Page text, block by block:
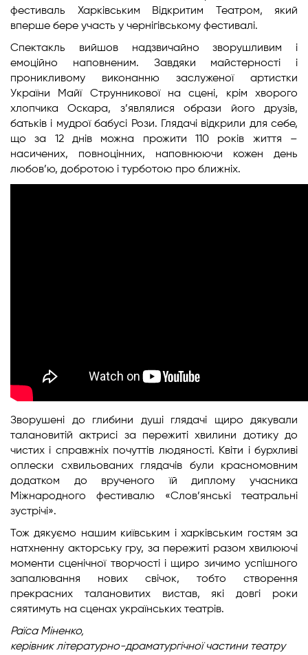
фестиваль Харківським Відкритим Театром, який
вперше бере участь у чернігівському фестивалі.
Спектакль вийшов надзвичайно зворушливим і
емоційно наповненим. Завдяки майстерності і
проникливому виконанню заслуженої артистки
України Майї Струнникової на сцені, крім хворого
хлопчика Оскара, з’являлися образи його друзів,
батьків і мудрої бабусі Рози. Глядачі відкрили для себе,
що за 12 днів можна прожити 110 років життя –
насичених, повноцінних, наповнюючи кожен день
любов’ю, добротою і турботою про ближніх.
Зворушені до глибини душі глядачі щиро дякували
талановитій актрисі за пережиті хвилини дотику до
чистих і справжніх почуттів людяності. Квіти і бурхливі
оплески схвильованих глядачів були красномовним
додатком до врученого їй диплому учасника
Міжнародного фестивалю «Слов’янські театральні
зустрічі».
Тож дякуємо нашим київським і харківським гостям за
натхненну акторську гру, за пережиті разом хвилюючі
моменти сценічної творчості і щиро зичимо успішного
запалювання нових свічок, тобто створення
прекрасних талановитих вистав, які довгі роки
сяятимуть на сценах українських театрів.
Раїса Міненко,
керівник літературно-драматургічноїчастини театру